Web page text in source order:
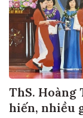
ThS.
hiến, nhiều